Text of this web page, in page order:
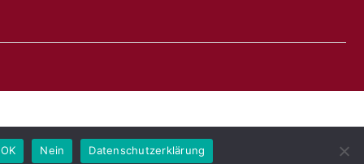
OK Nein Datenschutzerklärung